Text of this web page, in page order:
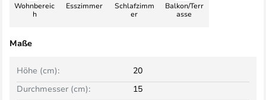
Wohnbereic
h
Esszimmer
Schlafzimm
er
Balkon/Terr
asse
Maße
Höhe (cm):
20
Durchmesser (cm):
15